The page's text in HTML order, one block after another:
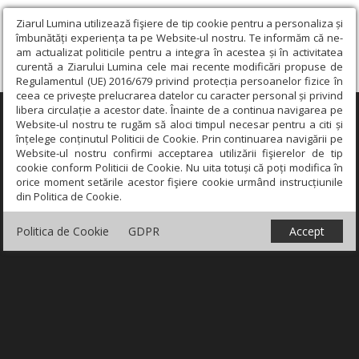
Ziarul Lumina utilizează fişiere de tip cookie pentru a personaliza și
îmbunătăți experiența ta pe Website-ul nostru. Te informăm că ne-
am actualizat politicile pentru a integra în acestea și în activitatea
curentă a Ziarului Lumina cele mai recente modificări propuse de
Regulamentul (UE) 2016/679 privind protecția persoanelor fizice în
ceea ce privește prelucrarea datelor cu caracter personal și privind
libera circulație a acestor date. Înainte de a continua navigarea pe
Website-ul nostru te rugăm să aloci timpul necesar pentru a citi și
înțelege conținutul Politicii de Cookie. Prin continuarea navigării pe
Website-ul nostru confirmi acceptarea utilizării fişierelor de tip
cookie conform Politicii de Cookie. Nu uita totuși că poți modifica în
orice moment setările acestor fişiere cookie urmând instrucțiunile
din Politica de Cookie.
Politica de Cookie GDPR Accept
×